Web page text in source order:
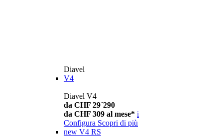
Diavel
V4
Diavel V4
da CHF 29´290
da CHF 309 al mese* i
Configura Scopri di più
new V4 RS